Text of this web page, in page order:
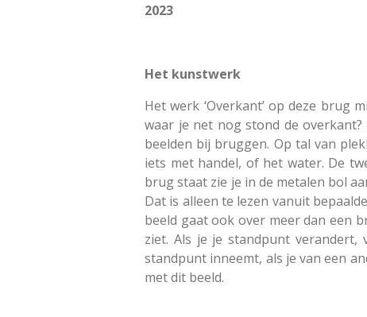
2023
Het kunstwerk
Het werk ‘Overkant’ op deze brug
waar je net nog stond de
beelden bij bruggen. Op tal van
iets met handel, of het water. De
brug staat zie je in de metalen bol
Dat is alleen te lezen vanuit
beeld gaat ook over meer dan een
ziet. Als je je standpunt
standpunt inneemt, als je van een
met dit beeld.